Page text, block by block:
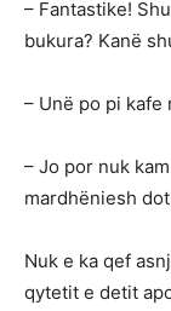
– Fantastike!
bukura? Kanë
– Unë po pi kafe
– Jo por nuk
mardhëniesh
Nuk e ka qef
qytetit e detit